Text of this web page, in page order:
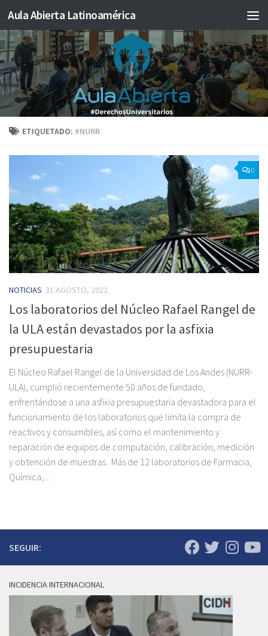
Saltar al contenido
Aula Abierta Latinoamérica
ETIQUETADO: #NURR
0
NOTICIAS 31 AGOSTO, 2022
Los laboratorios del Núcleo Rafael Rangel de
la ULA están devastados por la asfixia
presupuestaria
El Núcleo Rafael Rangel de la Universidad de Los Andes (NURR-
ULA), cumplió recientemente 50 años de fundado,
enfrentándose a una asfixia presupuestaria devastadora para el
funcionamiento de los laboratorios que limita la compra de
reactivos y consumibles, así como el mantenimiento y
reparación de equipos de computación, calibración, medición
y obtención de muestras. Más de 12 laboratorios de Farmacia,
Química,...
SEGUIR:
INCIDENCIA INTERNACIONAL